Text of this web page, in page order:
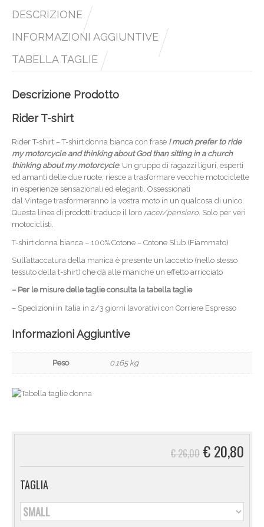
DESCRIZIONE
INFORMAZIONI AGGIUNTIVE
TABELLA TAGLIE
Descrizione Prodotto
Rider T-shirt
Rider T-shirt – T-shirt donna bianca con frase I much prefer to ride
my motorcycle and thinking about God than sitting in a church
thinking about my motorcycle. Un gruppo di ragazzi liguri, esperti
ed amanti delle due ruote, riesce a trasformare vecchie motociclette
in esperienze sensazionali ed eleganti. Ossessionati
dal Vintage trasformeranno la vostra moto in un qualcosa di unico.
Questa linea di prodotti traduce il loro racer/pensiero. Solo per veri
motociclisti.
T-shirt donna bianca – 100% Cotone – Cotone Slub (Fiammato)
Sull’attaccatura della manica è presente un laccetto (nello stesso
tessuto della t-shirt) che dà alle maniche un effetto arricciato
– Per le misure delle taglie consulta la tabella taglie
– Spedizioni in Italia in 2/3 giorni lavorativi con Corriere Espresso
Informazioni Aggiuntive
Peso 0.165 kg
€26,00 €20,80
TAGLIA